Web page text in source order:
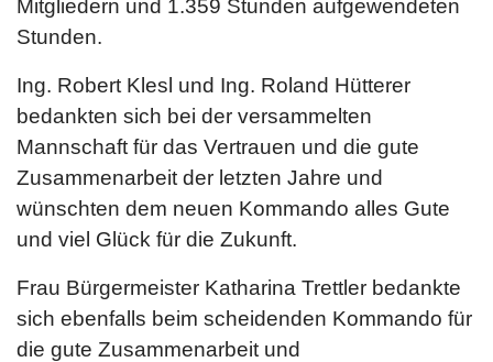
Mitgliedern und 1.359 Stunden aufgewendeten
Stunden.
Ing. Robert Klesl und Ing. Roland Hütterer
bedankten sich bei der versammelten
Mannschaft für das Vertrauen und die gute
Zusammenarbeit der letzten Jahre und
wünschten dem neuen Kommando alles Gute
und viel Glück für die Zukunft.
Frau Bürgermeister Katharina Trettler bedankte
sich ebenfalls beim scheidenden Kommando für
die gute Zusammenarbeit und